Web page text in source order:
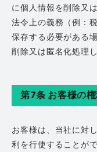
に個人情報を削除又
法令上の義務（例：
保存する必要がある
削除又は匿名化処理し
第7条 お客様の
お客様は、当社に対
利を行使することが